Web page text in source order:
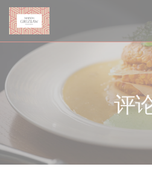
Cookie管理面板
评